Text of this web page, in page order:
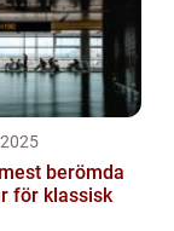
berömda
för klassisk